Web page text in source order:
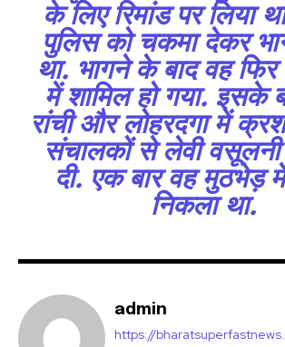
के लिए रिमांड पर लिया
पुलिस को चकमा देकर
था. भागने के बाद वह
में शामिल हो गया. इसके
रांची और लोहरदगा में
संचालकों से लेवी
दी. एक बार वह मुठभेड़
निकला था.
admin
https://